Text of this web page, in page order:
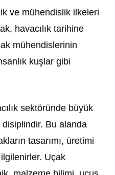
ve mühendislik ilkeleri
havacılık tarihine
mühendislerinin
kuşlar gibi
sektöründe büyük
Bu alanda
tasarımı, üretimi
Uçak